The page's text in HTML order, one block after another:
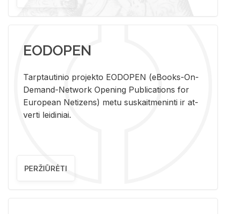
EODOPEN
Tarp­tau­ti­nio pro­jek­to EO­DO­PEN (eBo­oks-On-
De­mand-Ne­twork Ope­ning Pub­li­ca­tions for
Eu­ro­pe­an Ne­ti­zens) metu su­skait­me­nin­ti ir at­
ver­ti lei­di­niai.
PERŽIŪRĖTI